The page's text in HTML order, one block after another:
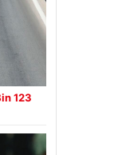
123